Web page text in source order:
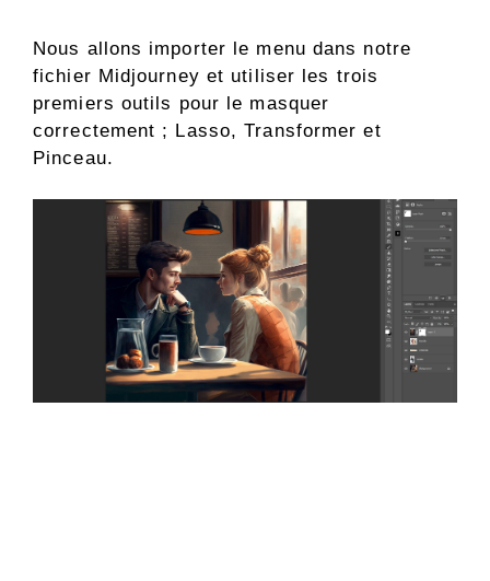
Nous allons importer le menu dans notre
fichier Midjourney et utiliser les trois
premiers outils pour le masquer
correctement ; Lasso, Transformer et
Pinceau.